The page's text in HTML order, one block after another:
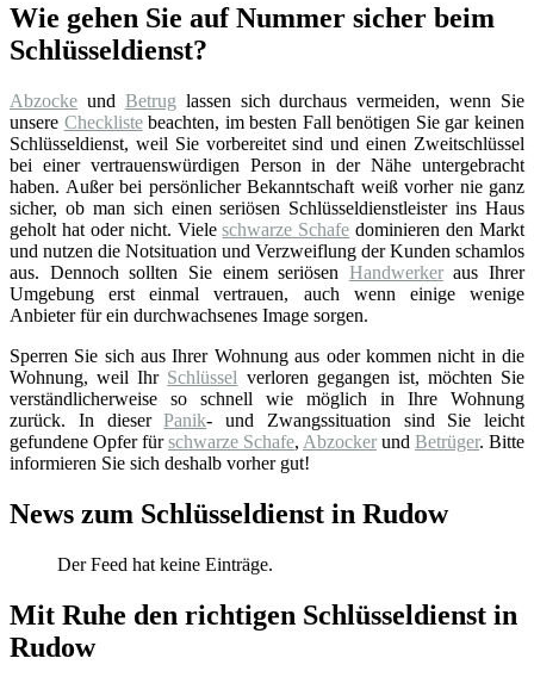
Wie gehen Sie auf Nummer sicher beim
Schlüsseldienst?
Abzocke und Betrug lassen sich durchaus vermeiden, wenn Sie
unsere Checklistebeachten, im besten Fall benötigen Sie gar keinen
Schlüsseldienst, weil Sie vorbereitet sind und einen Zweitschlüssel
bei einer vertrauenswürdigen Person in der Nähe untergebracht
haben. Außer bei persönlicher Bekanntschaft weiß vorher nie ganz
sicher, ob man sich einen seriösen Schlüsseldienstleister ins Haus
geholt hat oder nicht. Vieleschwarze Schafe dominieren den Markt
und nutzen die Notsituation und Verzweiflung der Kunden schamlos
aus. Dennoch sollten Sie einem seriösen Handwerkeraus Ihrer
Umgebung erst einmal vertrauen, auch wenn einige wenige
Anbieter für ein durchwachsenes Image sorgen.
Sperren Sie sich aus Ihrer Wohnung aus oder kommen nicht in die
Wohnung, weil Ihr Schlüssel verloren gegangen ist, möchten Sie
verständlicherweise so schnell wie möglich in Ihre Wohnung
zurück. In dieserPanik- und Zwangssituation sind Sie leicht
gefundene Opfer fürschwarze Schafe, Abzocker und Betrüger. Bitte
informieren Sie sich deshalb vorher gut!
News zum Schlüsseldienst in Rudow
Der Feed hat keine Einträge.
Mit Ruhe den richtigen Schlüsseldienst in
Rudow